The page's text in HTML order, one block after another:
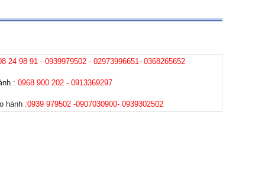
24 98 91 - 0939979502 - 02973996651- 0368265652
: 0968 900 202 - 0913369297
hành :0939 979502 -0907030900- 0939302502